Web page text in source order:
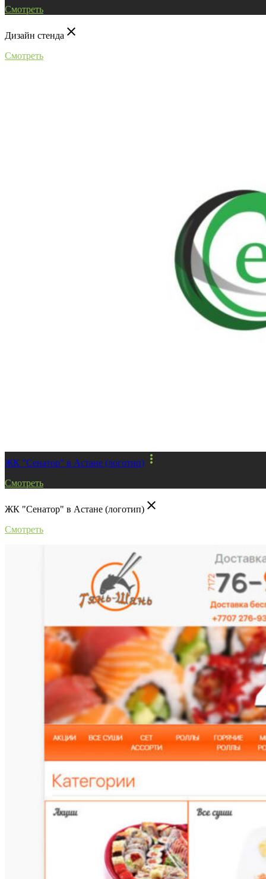
Смотреть
Дизайн стенда close
Смотреть
ЖК "Сенатор" в Астане (логотип) more_vert
Смотреть
ЖК "Сенатор" в Астане (логотип) close
Смотреть